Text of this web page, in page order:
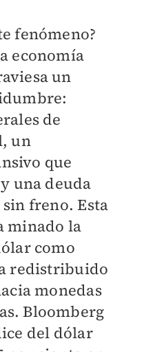
fenómeno?
economía
un
de
un
que
una deuda
freno. Esta
minado la
como
redistribuido
monedas
Bloomberg
del dólar